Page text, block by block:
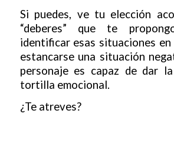
Si puedes, ve tu elección
“deberes” que te
identificar esas situaciones en
estancarse una situación
personaje es capaz de dar
tortilla emocional.
¿Te atreves?